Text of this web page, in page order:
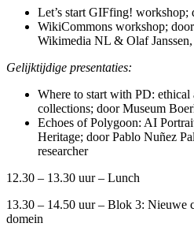
Let’s start GIFfing! workshop;
WikiCommons workshop;
Wikimedia NL & Olaf
Gelijktijdige presentaties:
Where to start with PD: ethical
collections; door Museum
Echoes of Polygoon: AI
Heritage; door Pablo Nuñez
researcher
12.30 – 13.30 uur – Lunch
13.30 – 14.50 uur – Blok 3: Nieuwe
domein